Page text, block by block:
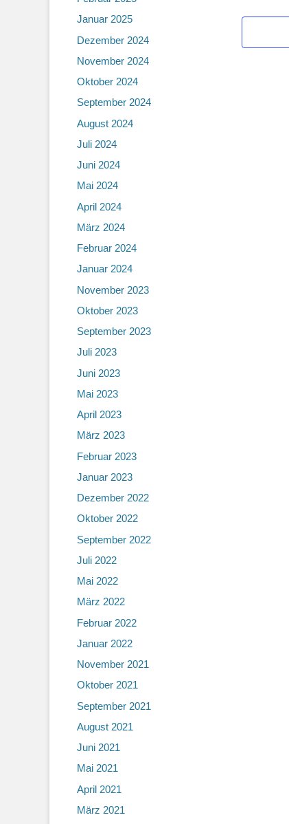
Januar 2025
Dezember 2024
November 2024
Oktober 2024
September 2024
August 2024
Juli 2024
Juni 2024
Mai 2024
April 2024
März 2024
Februar 2024
Januar 2024
November 2023
Oktober 2023
September 2023
Juli 2023
Juni 2023
Mai 2023
April 2023
März 2023
Februar 2023
Januar 2023
Dezember 2022
Oktober 2022
September 2022
Juli 2022
Mai 2022
März 2022
Februar 2022
Januar 2022
November 2021
Oktober 2021
September 2021
August 2021
Juni 2021
Mai 2021
April 2021
März 2021